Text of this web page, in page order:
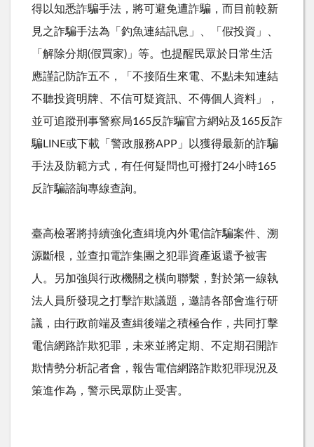
得以知悉詐騙手法，將可避免遭詐騙，而目前較新
見之詐騙手法為「釣魚連結訊息」、「假投資」、
「解除分期(假買家) 」等。也提醒民眾於日常生活
應謹記防詐五不，「不接陌生來電、不點未知連結
不聽投資明牌、不信可疑資訊、不傳個人資料」，
並可追蹤刑事警察局165反詐騙官方網站及 165反詐
騙LINE或下載「警政服務APP 」以獲得最新的詐騙
手法及防範方式，有任何疑問也可撥打24小時165
反詐騙諮詢專線查詢。
臺高檢署將持續強化查緝境內外電信詐騙案件、溯
源斷根，並查扣電詐集團之犯罪資產返還予被害
人。另加強與行政機關之橫向聯繫，對於第一線執
法人員所發現之打擊詐欺議題，邀請各部會進行研
議，由行政前端及查緝後端之積極合作，共同打擊
電信網路詐欺犯罪，未來並將定期、不定期召開詐
欺情勢分析記者會，報告電信網路詐欺犯罪現況及
策進作為，警示民眾防止受害。